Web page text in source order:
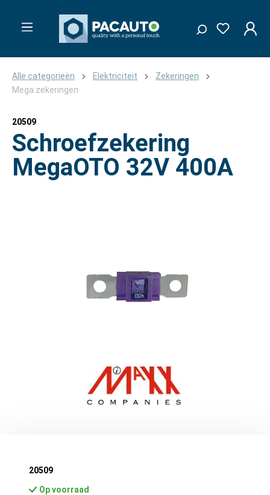
Alle categorieën Elektriciteit
Zekeringen
Mega zekeringen
20509
Schroefzekering
MegaOTO 32V 400A
20509
Op voorraad